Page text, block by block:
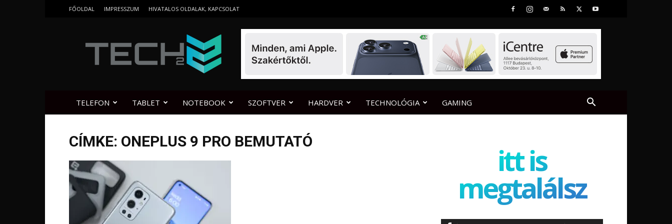
FŐOLDAL IMPRESSZUM HIVATALOS OLDALAK, KAPCSOLAT
TELEFON TABLET NOTEBOOK SZOFTVER HARDVER TECHNOLÓGIA GAMING
CÍMKE: ONEPLUS 9 PRO BEMUTATÓ
itt is
megtalálsz